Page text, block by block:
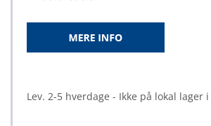
Lev. 2-5 hverdage - Ikke på lokal lager